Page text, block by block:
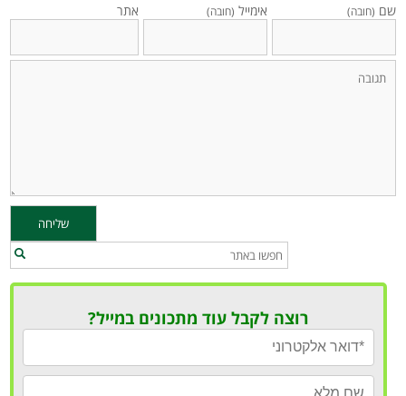
שם (חובה) אימייל (חובה) אתר
רוצה לקבל עוד מתכונים במייל?